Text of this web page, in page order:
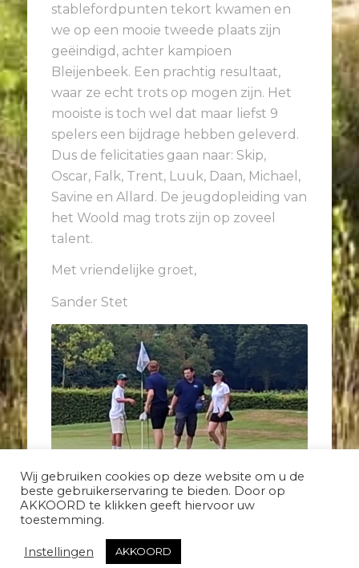
stablefordpunten tekort kwamen en
we op een mooie tweede plaats zijn
geëindigd, achter kampioen
Bleijenbeek. Een prachtig resultaat,
waar ze echt trots op mogen zijn. Het
mooiste is toch wel dat maar liefst 9
spelers een bijdrage hebben geleverd.
Dus de felicitaties gaan naar: Skip,
Oscar, Falk, Trent, Luuk, Daan, Michael,
Savine en Allard. De jeugdopleiding van
het Woold mag trots zijn op zoveel
talent.
Met vriendelijke groet,
Sander Stet
Wij gebruiken cookies op deze website om u de
beste gebruikerservaring te bieden. Door op
AKKOORD te klikken geeft hiervoor uw
toestemming.
Instellingen AKKOORD